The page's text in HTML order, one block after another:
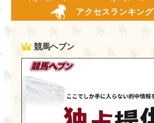
アクセスランキング
競馬ヘブン